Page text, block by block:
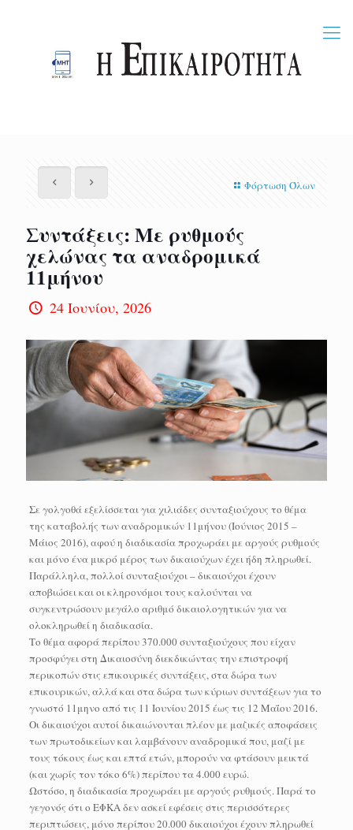
Φόρτωση Όλων
Συντάξεις: Με ρυθμούς
χελώνας τα αναδρομικά
11μήνου
24 Ιουνίου, 2026
Σε γολγοθά εξελίσσεται για χιλιάδες συνταξιούχους το θέμα
της καταβολής των αναδρομικών 11μήνου (Ιούνιος 2015 –
Μάιος 2016), αφού η διαδικασία προχωράει με αργούς ρυθμούς
και μόνο ένα μικρό μέρος των δικαιούχων έχει ήδη πληρωθεί.
Παράλληλα, πολλοί συνταξιούχοι – δικαιούχοι έχουν
αποβιώσει και οι κληρονόμοι τους καλούνται να
συγκεντρώσουν μεγάλο αριθμό δικαιολογητικών για να
ολοκληρωθεί η διαδικασία.
Το θέμα αφορά περίπου 370.000 συνταξιούχους που είχαν
προσφύγει στη Δικαιοσύνη διεκδικώντας την επιστροφή
περικοπών στις επικουρικές συντάξεις, στα δώρα των
επικουρικών, αλλά και στα δώρα των κύριων συντάξεων για το
γνωστό 11μηνο από τις 11 Ιουνίου 2015 έως τις 12 Μαΐου 2016.
Οι δικαιούχοι αυτοί δικαιώνονται πλέον με μαζικές αποφάσεις
των πρωτοδικείων και λαμβάνουν αναδρομικά που, μαζί με
τους τόκους έως και επτά ετών, μπορούν να φτάσουν μεικτά
(και χωρίς τον τόκο 6%) περίπου τα 4.000 ευρώ.
Ωστόσο, η διαδικασία προχωράει με αργούς ρυθμούς. Παρά το
γεγονός ότι ο ΕΦΚΑ δεν ασκεί εφέσεις στις περισσότερες
περιπτώσεις, μόνο περίπου 20.000 δικαιούχοι έχουν πληρωθεί